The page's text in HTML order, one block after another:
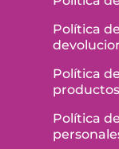
Política
Política
productos
Política